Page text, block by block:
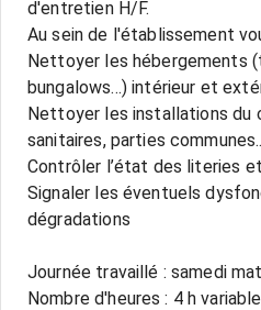
d'entretien H/F.
Au sein de l'établissement
Nettoyer les hébergements
bungalows...) intérieur et
Nettoyer les installations du
sanitaires, parties
Contrôler l’état des literies
Signaler les éventuels
dégradations
Journée travaillé : samedi
Nombre d'heures : 4 h